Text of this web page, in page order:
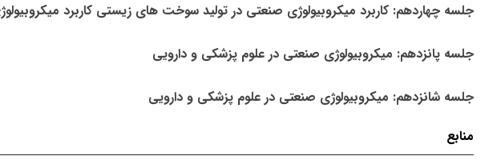
جلسه چهاردهم: کاربرد میکروبیولوژی صنعتی در تولید سوخت های زیستی کاربرد
جلسه پانزدهم: میکروبیولوژی صنعتی در علوم پزشکی و دارویی
جلسه شانزدهم: میکروبیولوژی صنعتی در علوم پزشکی و دارویی
منابع